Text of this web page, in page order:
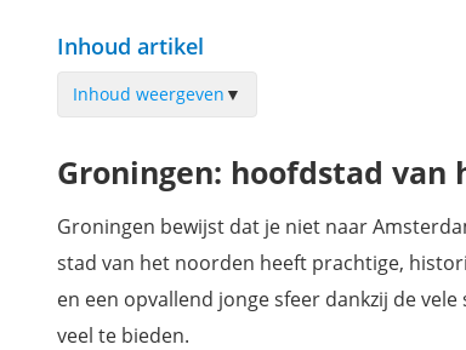
Inhoud artikel
Inhoud weergeven ▼
Hotel Prinsenhof
The Market Hotel
LABnul50 Groningen
Wellnessboat De Michiel de Ruyter
Groningen: hoofdstad van
Groningen bewijst dat je niet naar
stad van het noorden heeft prachtige,
en een opvallend jonge sfeer dankzij de
veel te bieden.